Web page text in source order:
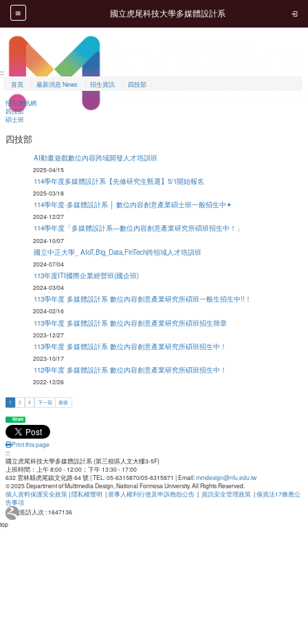
國立虎尾科技大學多媒體設計系 開啟
跳到主要內容
:::
首頁
最新消息 News 招生資訊 四技部
招生資訊網
四技部
碩士班
四技部
AI動畫遊戲數位內容跨域開發人才培訓班
2025-04/15
114學年度多媒體設計系【先修研究生甄選】5/1開始報名
2025-03/18
114學年度-多媒體設計系 │ 數位內容創意產業碩士班一般招生中✦
2024-12/27
114學年度「多媒體設計系―數位內容創意產業研究所碩班招生中！」
2024-10/07
國立中正大學_ AIoT,Big_Data,FinTech跨領域人才培訓班
2024-07/04
113年度ITI國際企業經營班(國企班)
2024-03/04
113學年度 多媒體設計系 數位內容創意產業研究所碩班一般生招生中!!！
2024-02/16
113學年度 多媒體設計系 數位內容創意產業研究所碩班招生簡章
2023-12/27
113學年度 多媒體設計系 數位內容創意產業研究所碩班招生中！
2023-10/17
112學年度 多媒體設計系 數位內容創意產業研究所碩班招生中！
2022-12/26
1 2 3 下一頁 最後
Share
Print this page
:::
國立虎尾科技大學多媒體設計系 (第三校區人文大樓3-5F)
上班時間：上午 8:00 - 12:00；下午 13:30 - 17:00
632 雲林縣虎尾鎮文化路 64 號 | TEL: 05-6315870/05-6315871 | Email:mmdesign@nfu.edu.tw
© 2025 Department of Multimedia Design, National Formosa University. All Rights Reserved.
個人資料保護安全政策|隱私權聲明 |當事人權利行使及申訴抱怨公告 | 資訊安全管理政策 |個資法17條應公
告事項
造訪人次 : 1647136
top